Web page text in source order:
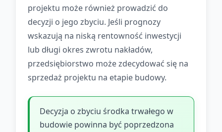
projektu może również prowadzić do
decyzji o jego zbyciu. Jeśli prognozy
wskazują na niską rentowność inwestycji
lub długi okres zwrotu nakładów,
przedsiębiorstwo może zdecydować się na
sprzedaż projektu na etapie budowy.
Decyzja o zbyciu środka trwałego w
budowie powinna być poprzedzona